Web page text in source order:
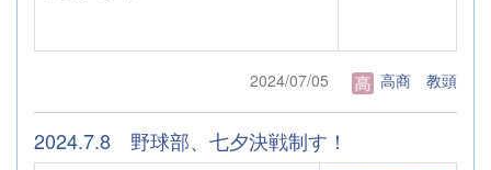
2024/07/05 高商 教頭
2024.7.8 野球部、七夕決戦制す！